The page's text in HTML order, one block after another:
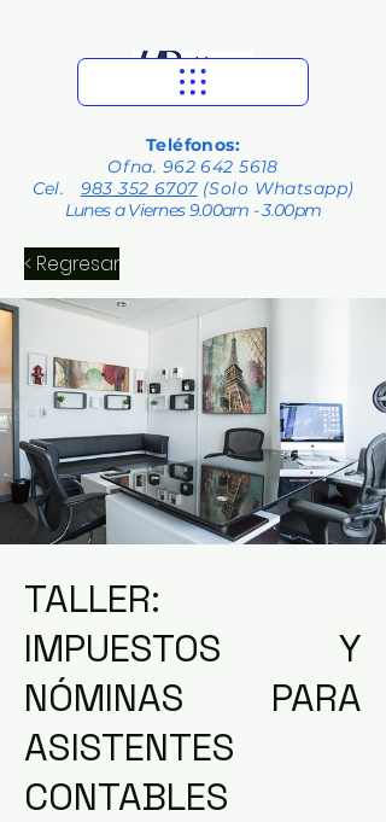
Teléfonos:
Ofna. 962 642 5618
Cel. 983 352 6707(Solo Whatsapp)
Lunes a Viernes 9.00am - 3.00pm
< Regresar
TALLER:
IMPUESTOS Y
NÓMINAS PARA
ASISTENTES
CONTABLES